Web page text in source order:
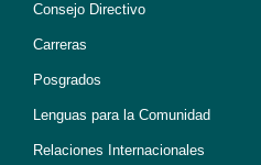
Consejo Directivo
Carreras
Posgrados
Lenguas para la Comunidad
Relaciones Internacionales